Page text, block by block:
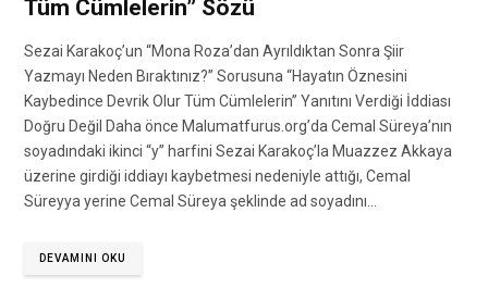
Tüm Cümlelerin” Sözü
Sezai Karakoç’un “Mona Roza’dan Ayrıldıktan Sonra Şiir
Yazmayı Neden Bıraktınız?” Sorusuna “Hayatın Öznesini
Kaybedince Devrik Olur Tüm Cümlelerin” Yanıtını Verdiği İddiası
Doğru Değil Daha önce Malumatfurus.org’da Cemal Süreya’nın
soyadındaki ikinci “y” harfini Sezai Karakoç’la Muazzez Akkaya
üzerine girdiği iddiayı kaybetmesi nedeniyle attığı, Cemal
Süreyya yerine Cemal Süreya şeklinde ad soyadını…
DEVAMINI OKU